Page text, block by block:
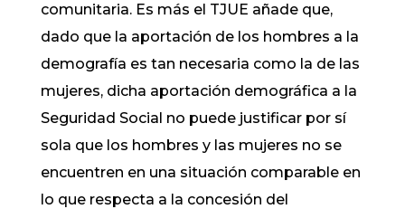
comunitaria. Es más el TJUE añade que,
dado que la aportación de los hombres a la
demografía es tan necesaria como la de las
mujeres, dicha aportación demográfica a la
Seguridad Social no puede justificar por sí
sola que los hombres y las mujeres no se
encuentren en una situación comparable en
lo que respecta a la concesión del